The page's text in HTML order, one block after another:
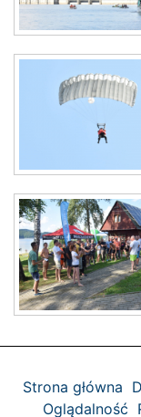
Strona główna
Oglądalność